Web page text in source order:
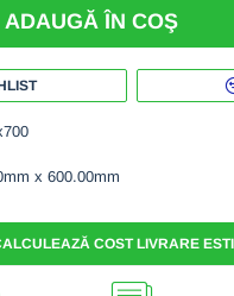
x 600.00mm
ADAUGĂ ÎN COŞ
COST LIVRARE